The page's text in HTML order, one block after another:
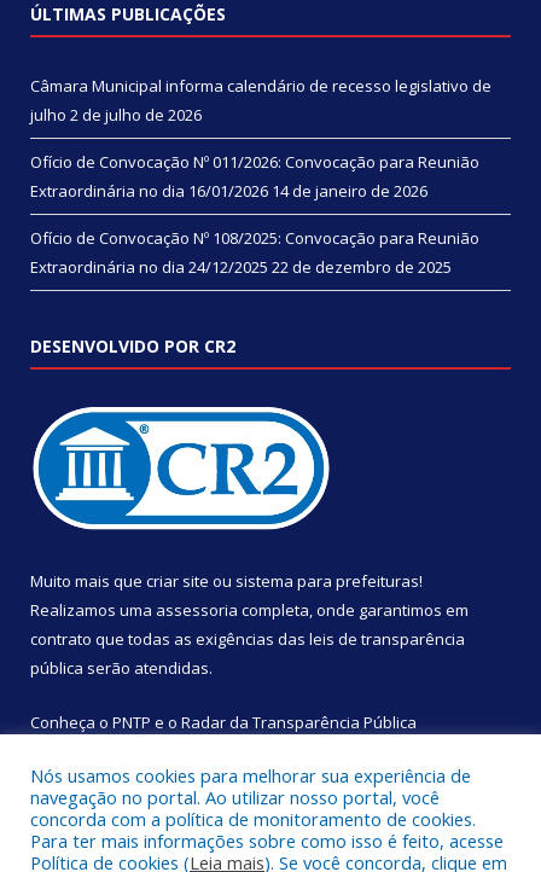
ÚLTIMAS PUBLICAÇÕES
Câmara Municipal informa calendário de recesso legislativo de
julho 2 de julho de 2026
Ofício de Convocação Nº 011/2026: Convocação para Reunião
Extraordinária no dia 16/01/2026 14 de janeiro de 2026
Ofício de Convocação Nº 108/2025: Convocação para Reunião
Extraordinária no dia 24/12/2025 22 de dezembro de 2025
DESENVOLVIDO POR CR2
Muito mais que criar site ou sistema para prefeituras!
Realizamos uma assessoria completa, onde garantimos em
contrato que todas as exigências das leis de transparência
pública serão atendidas.
Conheça o PNTP e o Radar da Transparência Pública
Todos os direitos reservados a Câmara Municipal de São
Nós usamos cookies para melhorar sua experiência de
navegação no portal. Ao utilizar nosso portal, você
concorda com a política de monitoramento de cookies.
Para ter mais informações sobre como isso é feito, acesse
Política de cookies (Leia mais). Se você concorda, clique em